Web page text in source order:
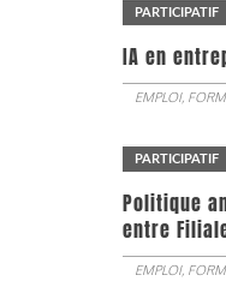
PARTICIPATIF
IA en
EMPLOI,
PARTICIPATIF
Politique
entre
EMPLOI,